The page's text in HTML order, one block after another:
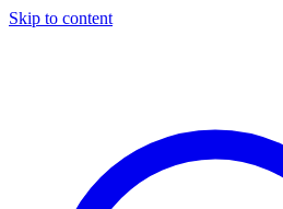
Skip to content